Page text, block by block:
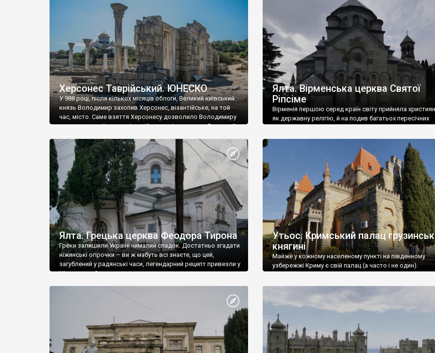
візантійської доби. Раритети викрадені з фондів об’єкту
культурної спадщини ЮНЕСКО «Херсонеса Таврійського».
Офіційно – на виставку «Золото Візантії», але експерти та
влада в Україні вважають це лише […]
називаються «повстяками» (postaki)…” “Вино. Крим
виробляє відмінне вино і його вдосталь: воно все
легке біле і дуже […]
Херсонес Таврійський. ЮНЕСКО
У 988 році, після кількох місяців облоги, Великий київський
князь Володимир захопив Херсонес, візантійське, на той
час, місто. Саме взяття Херсонесу дозволило Володимиру
диктувати свої умови візантійському імператору Василю ІІ,
Херсонесі Володимир-язичник, став Василем-
християнином. А потім було Хрещення Русі. На честь
Херсонесу Таврійського названо місто […]
Ялта. Вірменська церква Святої
Ріпсіме
Вірменія першою серед країн світу прийняла
як державну релігію, й на подив багатьох пересічних
Ялта. Грецька церква Феодора Тирона
Греки залишили Україні чималий спадок. Достатньо згадати
ніжинські огірочки – ви ж мабуть всі знаєте, що цей,
загублений у радянські часи, легендарний рецепт привезли у
Ніжин греки?
Утьос. Кримський палац
княгині
Майже у кожному населеному пункті на південному
узбережжі Криму є свій палац (а часто і не один).